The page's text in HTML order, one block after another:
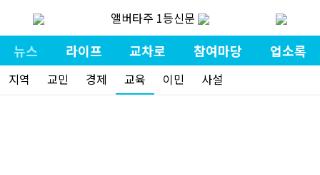
앨버타주 1등신문
뉴스 라이프 교차로 참여마당 업소록
지역 교민 경제 교육 이민 사설